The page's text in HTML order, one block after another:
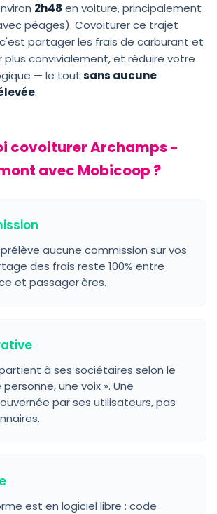
2h48 en voiture, principalement
péages). Covoiturer ce trajet
partager les frais de carburant et
plus convivialement, et réduire votre
— le tout sans aucune
.
covoiturer Archamps -
avec Mobicoop ?
aucune commission sur vos
des frais reste 100% entre
et passager·ères.
à ses sociétaires selon le
une voix ». Une
par ses utilisateurs, pas
est en logiciel libre : code